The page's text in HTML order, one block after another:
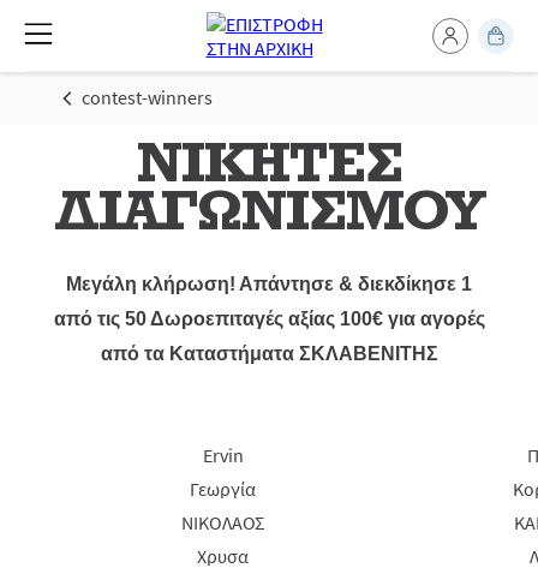
contest-winners
ΝΙΚΗΤΕΣ
ΔΙΑΓΩΝΙΣΜΟΥ
Μεγάλη κλήρωση! Απάντησε & διεκδίκησε 1
από τις 50 Δωροεπιταγές αξίας 100€ για αγορές
από τα Καταστήματα ΣΚΛΑΒΕΝΙΤΗΣ
Ervin
Γεωργία
ΝΙΚΟΛΑΟΣ
Χρυσα